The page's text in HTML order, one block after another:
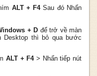
ALT + F4Sau đó Nhấn
+ D để trở về màn
Desktop thì bỏ qua bước
ALT + F4> Nhấn tiếp nút